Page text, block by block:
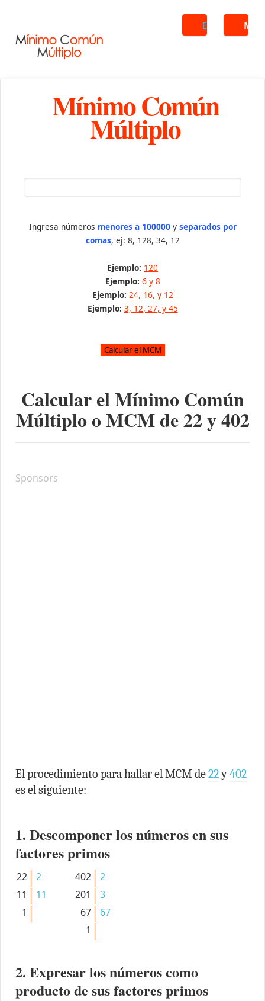
Buscar
Mínimo Común
Múltiplo
Ingresa números menores a 100000y separados por
comas, ej: 8, 128, 34, 12
Ejemplo: 120
Ejemplo: 6 y 8
Ejemplo: 24, 16, y 12
Ejemplo: 3, 12, 27, y 45
Calcular el Mínimo Común
Múltiplo o MCM de22y402
Sponsors
El procedimiento para hallar el MCM de22y402
es el siguiente:
1. Descomponer los números en sus
factores primos
22
2
11
11
1
402
2
201
3
67
67
1
2. Expresar los números como
producto de sus factores primos